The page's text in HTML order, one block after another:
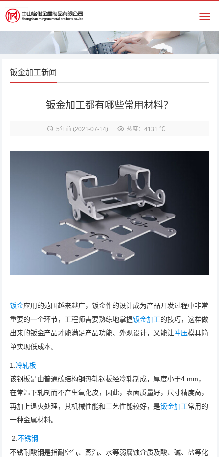
钣金加工新闻
钣金加工都有哪些常用材料？
5年前(2021-07-14) 热度：4131 ℃
钣金应用的范围越来越广，钣金件的设计成为产品开发过程中非常
重要的一个环节，工程师需要熟练地掌握钣金加工的技巧，这样做
出来的钣金产品才能满足产品功能、外观设计，又能让冲压模具简
单实现低成本。
1.冷轧板
该钢板是由普通碳结构钢热轧钢板经冷轧制成，厚度小于4 mm，
在常温下轧制而不产生氧化皮，因此，表面质量好，尺寸精度高，
再加上退火处理，其机械性能和工艺性能较好，是钣金加工常用的
一种金属材料。
2.不锈钢
不锈耐酸钢是指耐空气、蒸汽、水等弱腐蚀介质及酸、碱、盐等化